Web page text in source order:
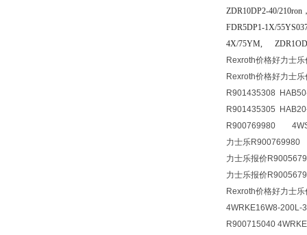
ZDR10DP2-40/
FDR5DP1-1X/
4X/75YM,
Rexroth价格好力士
Rexroth价格好力士
R901435308
R901435305
R900769980
力士乐
力士乐报价
力士乐报价
Rexroth价格好力士
4WRKE16W8-200L-
R900715040